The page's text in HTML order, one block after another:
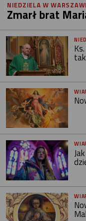
NIEDZIELA W
Zmarł brat